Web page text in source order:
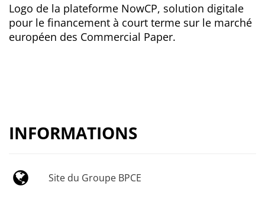
Logo de la plateforme NowCP, solution digitale
pour le financement à court terme sur le marché
européen des Commercial Paper.
INFORMATIONS
Site du Groupe BPCE